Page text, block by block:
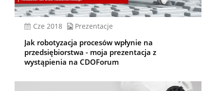
cze 2018 Prezentacje
Jak robotyzacja procesów wpłynie na
przedsiębiorstwa - moja prezentacja z
wystąpienia na CDOForum